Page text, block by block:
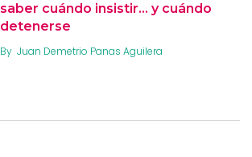
saber cuándo insistir… y cuándo
detenerse
By Juan Demetrio Panas Aguilera